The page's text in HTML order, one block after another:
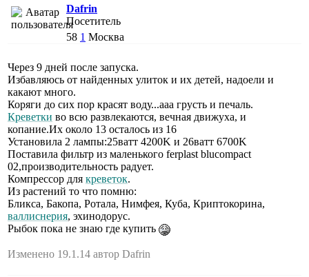
Dafrin
Посетитель
58 1 Москва
Через 9 дней после запуска.
Избавляюсь от найденных улиток и их детей, надоели и
какают много.
Коряги до сих пор красят воду...ааа грусть и печаль.
Креветки во всю развлекаются, вечная движуха, и
копание.Их около 13 осталось из 16
Установила 2 лампы:25ватт 4200K и 26ватт 6700K
Поставила фильтр из маленького ferplast blucompact
02,производительность радует.
Компрессор для креветок.
Из растений то что помню:
Бликса, Бакопа, Ротала, Нимфея, Куба, Криптокорина,
валлиснерия, эхинодорус.
Рыбок пока не знаю где купить
Изменено 19.1.14 автор Dafrin